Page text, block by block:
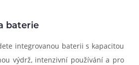
baterie
integrovanou baterii s kapacitou
výdrž, intenzivní používání a pro